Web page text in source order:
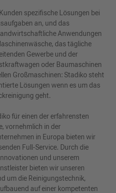
spezifische Lösungen bei
an, und das
Anwendungen
das tägliche
Gewerbe und der
oder Baumaschinen
Großmaschinen: Stadiko steht
Lösungen wenn es um das
geht.
für einen der erfahrensten
vornehmlich in der
in Europa bieten wir
Full-Service. Durch die
und unserem
bieten wir unseren
um die Reinigungstechnik,
auf einer kompetenten